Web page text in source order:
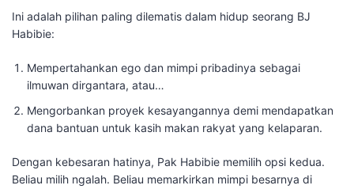
​Ini adalah pilihan paling dilematis dalam hidup seorang BJ
Habibie:
​Mempertahankan ego dan mimpi pribadinya sebagai
ilmuwan dirgantara, atau…
​Mengorbankan proyek kesayangannya demi mendapatkan
dana bantuan untuk kasih makan rakyat yang kelaparan.
​Dengan kebesaran hatinya, Pak Habibie memilih opsi kedua.
Beliau milih ngalah. Beliau memarkirkan mimpi besarnya di